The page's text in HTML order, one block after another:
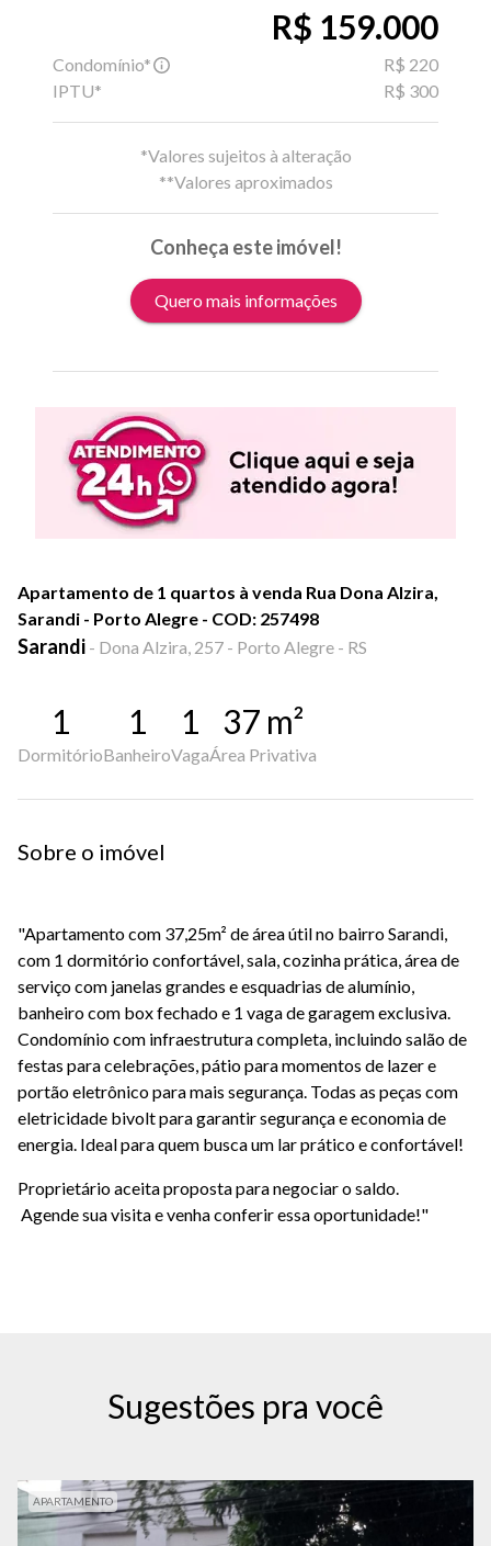
R$ 159.000
Condomínio*
R$ 220
IPTU*
R$ 300
*Valores sujeitos à alteração
**Valores aproximados
Conheça este imóvel!
Quero mais informações
Apartamento de 1 quartos à venda Rua Dona Alzira,
Sarandi - Porto Alegre - COD: 257498
Sarandi - Dona Alzira, 257 - Porto Alegre - RS
1
Dormitório
1
Banheiro
1
Vaga
37 m²
Área Privativa
Sobre o imóvel
"Apartamento com 37,25m² de área útil no bairro Sarandi,
com 1 dormitório confortável, sala, cozinha prática, área de
serviço com janelas grandes e esquadrias de alumínio,
banheiro com box fechado e 1 vaga de garagem exclusiva.
Condomínio com infraestrutura completa, incluindo salão de
festas para celebrações, pátio para momentos de lazer e
portão eletrônico para mais segurança. Todas as peças com
eletricidade bivolt para garantir segurança e economia de
energia. Ideal para quem busca um lar prático e confortável!
Proprietário aceita proposta para negociar o saldo.
Agende sua visita e venha conferir essa oportunidade!"
Sugestões pra você
APARTAMENTO